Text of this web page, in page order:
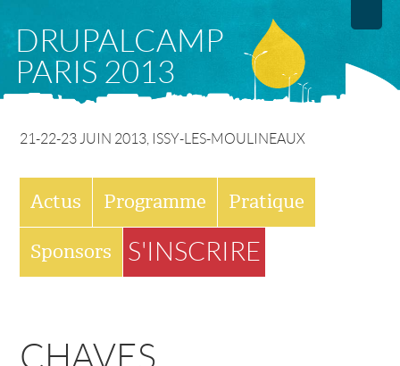
au
contenu
principal
DRUPALCAMP
PARIS 2013
21-22-23 JUIN 2013, ISSY-LES-MOULINEAUX
M
E
N
Actus Programme
Pratique
Sponsors
S'INSCRIRE
CHAVES